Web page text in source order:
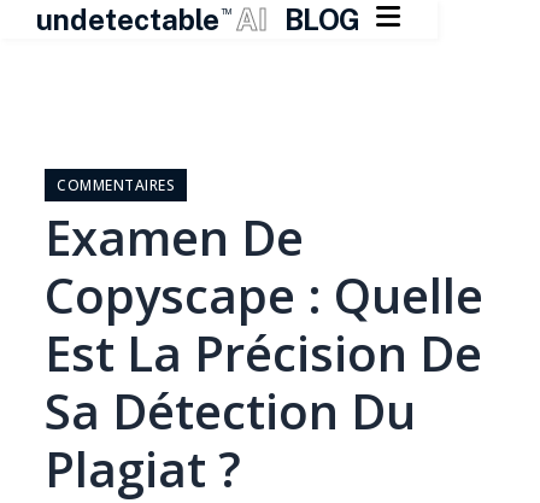
undetectable TM AI BLOG 
contentCOMMENTAIRES
Examen De
Copyscape : Quelle
Est La Précision De
Sa Détection Du
Plagiat ?